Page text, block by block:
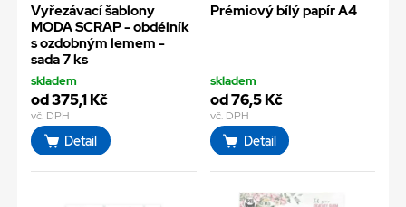
Vyřezávací šablony
MODA SCRAP - obdélník
s ozdobným lemem -
sada 7 ks
skladem
od 375,1 Kč
vč. DPH
Detail
Prémiový bílý papír A4
skladem
od 76,5 Kč
vč. DPH
Detail